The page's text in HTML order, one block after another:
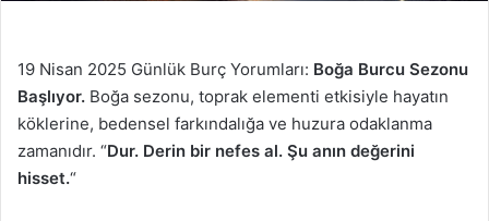
19 Nisan 2025 Günlük Burç Yorumları: Boğa Burcu Sezonu
Başlıyor. Boğa sezonu, toprak elementi etkisiyle hayatın
köklerine, bedensel farkındalığa ve huzura odaklanma
zamanıdır. “Dur. Derin bir nefes al. Şu anın değerini
hisset.“